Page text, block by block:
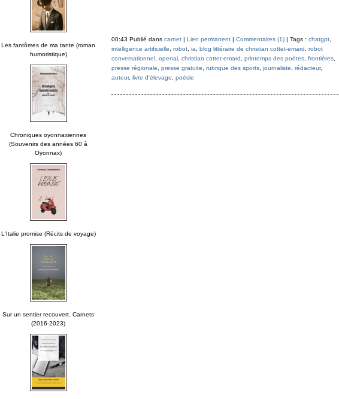
Les fantômes de ma tante (roman
humoristique)
Chroniques oyonnaxiennes
(Souvenirs des années 60 à
Oyonnax)
L'Italie promise (Récits de voyage)
Sur un sentier recouvert. Carnets
(2016-2023)
00:43 Publié dans carnet| Lien permanent| Commentaires (1)| Tags : chatgpt,
intelligence artificielle
robot, ia blog littéraire de christian cottet-emard
robot
conversationnel, openai, christian cottet-emard printemps des poètes, frontières,
presse régionale
presse gratuite rubrique des sports, journaliste rédacteur,
auteur, livre d'élevage poésie